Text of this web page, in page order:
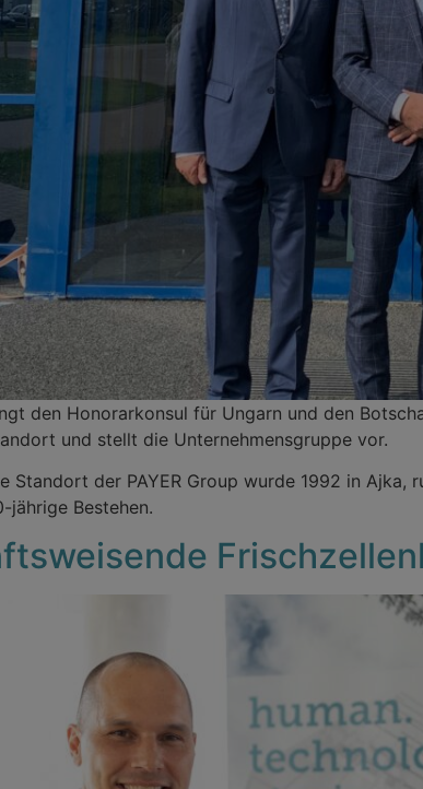
den Honorarkonsul für Ungarn und den
und stellt die Unternehmensgruppe vor.
Standort der PAYER Group wurde 1992 in
jährige Bestehen.